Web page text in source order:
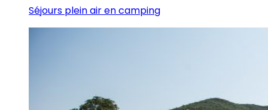
Séjours plein air en camping